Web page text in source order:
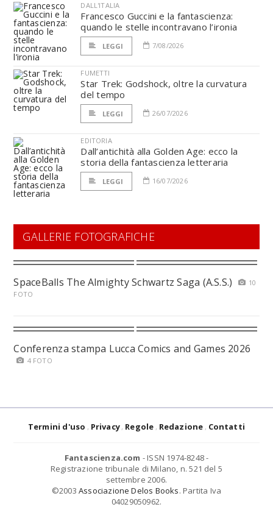
DALL'ITALIA
Francesco Guccini e la fantascienza:
quando le stelle incontravano l’ironia
LEGGI 7/08/2026
FUMETTI
Star Trek: Godshock, oltre la curvatura
del tempo
LEGGI 26/07/2026
EDITORIA
Dall’antichità alla Golden Age: ecco la
storia della fantascienza letteraria
LEGGI 16/07/2026
GALLERIE FOTOGRAFICHE
SpaceBalls The Almighty Schwartz Saga (A.S.S.)
10
FOTO
Conferenza stampa Lucca Comics and Games 2026
4 FOTO
Termini d'uso Privacy Regole Redazione Contatti
Fantascienza.com - ISSN 1974-8248 -
Registrazione tribunale di Milano, n. 521 del 5
settembre 2006.
©2003 Associazione Delos Books. Partita Iva
04029050962.